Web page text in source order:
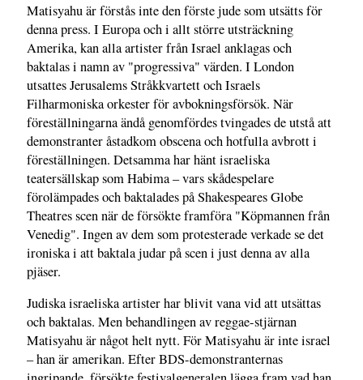
Matisyahu är förstås inte den förste jude som utsätts för
denna press. I Europa och i allt större utsträckning
Amerika, kan alla artister från Israel anklagas och
baktalas i namn av "progressiva" värden. I London
utsattes Jerusalems Stråkkvartett och Israels
Filharmoniska orkester för avbokningsförsök. När
föreställningarna ändå genomfördes tvingades de utstå att
demonstranter åstadkom obscena och hotfulla avbrott i
föreställningen. Detsamma har hänt israeliska
teatersällskap som Habima – vars skådespelare
förolämpades och baktalades på Shakespeares Globe
Theatres scen när de försökte framföra "Köpmannen från
Venedig". Ingen av dem som protesterade verkade se det
ironiska i att baktala judar på scen i just denna av alla
pjäser.
Judiska israeliska artister har blivit vana vid att utsättas
och baktalas. Men behandlingen av reggae-stjärnan
Matisyahu är något helt nytt. För Matisyahu är inte israel
– han är amerikan. Efter BDS-demonstranternas